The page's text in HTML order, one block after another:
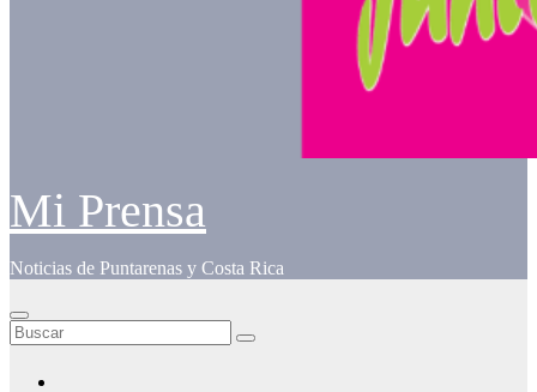
Mi Prensa
Noticias de Puntarenas y Costa Rica